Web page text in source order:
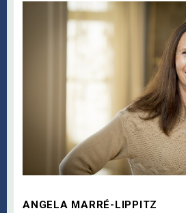
ANGELA MARRÉ-LIPPITZ